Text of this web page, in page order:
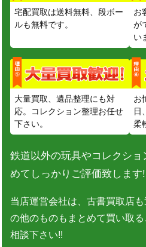
宅配買取は送料無料、段ボー
ルも無料です。
お
が
い
大量買取、遺品整理にも対
応。コレクション整理お任せ
下さい。
お
日
柔
鉄道以外の玩具やコレクシ
めてしっかりご評価致します
当店運営会社は、古書買取店
の他のものもまとめて買い取
相談下さい!!